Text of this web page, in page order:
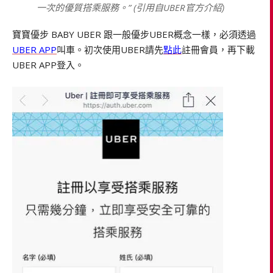
一次的優質搭乘服務。” (引用自UBER官方介紹)
寶寶優步 BABY UBER 跟一般優步UBER概念一樣，必須透過
UBER APP叫車。初次使用UBER請先點此註冊會員，再下載
UBER APP登入。